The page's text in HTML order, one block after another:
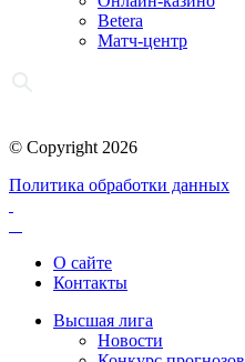
Betera
Матч-центр
© Copyright 2026
Политика обработки данных
О сайте
Контакты
Высшая лига
Новости